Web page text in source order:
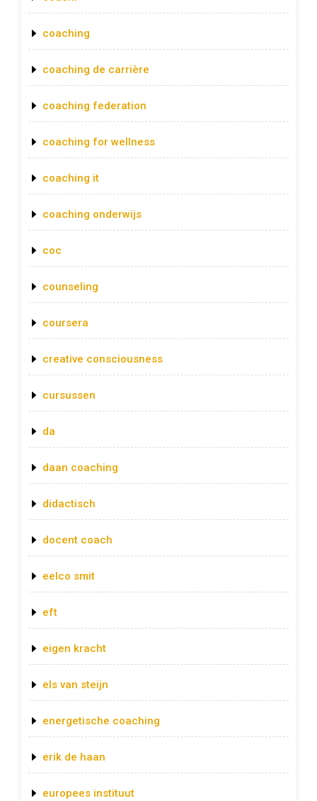
coaching
coaching de carrière
coaching federation
coaching for wellness
coaching it
coaching onderwijs
coc
counseling
coursera
creative consciousness
cursussen
da
daan coaching
didactisch
docent coach
eelco smit
eft
eigen kracht
els van steijn
energetische coaching
erik de haan
europees instituut